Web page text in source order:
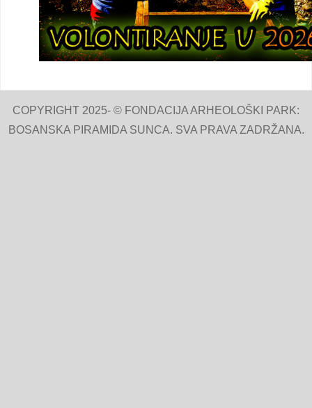
COPYRIGHT 2025- © FONDACIJA ARHEOLOŠKI PARK:
BOSANSKA PIRAMIDA SUNCA. SVA PRAVA ZADRŽANA.